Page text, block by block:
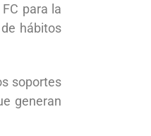
para la
hábitos
soportes
generan